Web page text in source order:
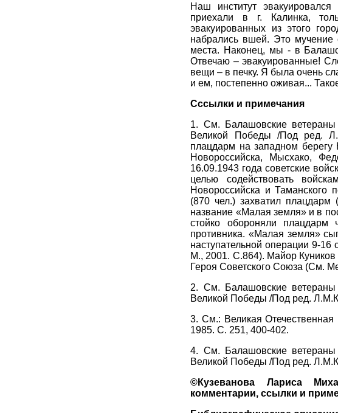
Наш институт
приехали в г. Калинка,
эвакуированных из этого
набрались вшей. Это мучение
места. Наконец, мы - в
Отвечаю – эвакуированные!
вещи – в печку. Я была очень
и ем, постепенно оживая...
Сссылки и примечания
1. См. Балашовские ветераны
Великой Победы /Под ред.
плацдарм на западном
Новороссийска, Мысхако,
16.09.1943 года советские
целью содействовать
Новороссийска и Таманского
(870 чел.) захватил
название «Малая земля» и в
стойко обороняли плацдарм
противника. «Малая земля»
наступательной операции 9-
М., 2001. С.864). Майор Куников
Героя Советского Союза (См.
2. См. Балашовские ветераны
Великой Победы /Под ред.
3. См.: Великая
1985. С. 251, 400-402.
4. См. Балашовские ветераны
Великой Победы /Под ред.
©Кузеванова Лариса
комментарии, ссылки и